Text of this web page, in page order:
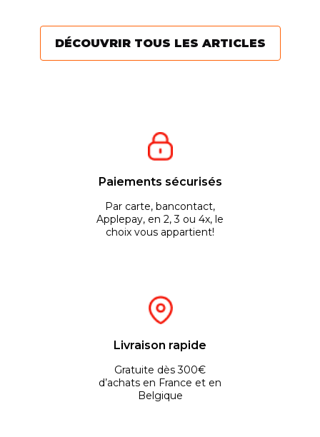
permettent d’être...
DÉCOUVRIR TOUS LES ARTICLES
Paiements sécurisés
Par carte, bancontact,
Applepay, en 2, 3 ou 4x, le
choix vous appartient!
Livraison rapide
Gratuite dès 300€
d’achats en France et en
Belgique